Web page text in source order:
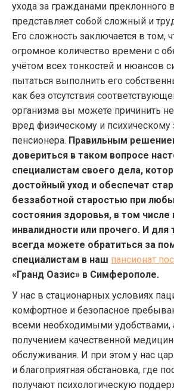
ухода за гражданами преклонного
представляет собой сложный и
Его сложность заключается в том,
огромное количество времени с
учётом всех тонкостей и нюансов
пытаться выполнить его
как без отсутствия
организма вы можете причинить
вред физическому и
пенсионера. Правильным
довериться в таком вопросе
специалистам своего дела,
достойный уход и обеспечат
беззаботной старостью при
состояния здоровья, в том числе
инвалидности или прочего. И для
всегда можете обратиться за
специалистам в наш пансионат
«Гранд Оазис» в Симферополе.
У нас в стационарных условиях
комфортное и безопасное
всеми необходимыми удобствами,
получением качественной
обслуживания. И при этом у нас
и благоприятная обстановка, где
получают психологическую